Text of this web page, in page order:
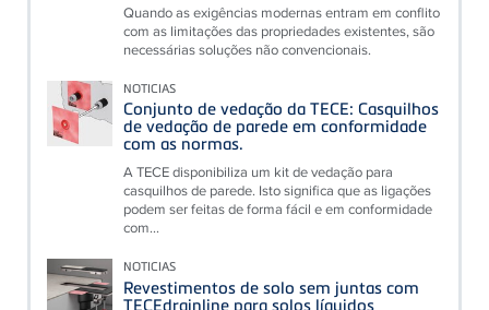
Quando as exigências modernas entram em conflito
com as limitações das propriedades existentes, são
necessárias soluções não convencionais.
NOTICIAS
Conjunto de vedação da TECE: Casquilhos
de vedação de parede em conformidade
com as normas.
A TECE disponibiliza um kit de vedação para
casquilhos de parede. Isto significa que as ligações
podem ser feitas de forma fácil e em conformidade
com...
NOTICIAS
Revestimentos de solo sem juntas com
TECEdrainline para solos líquidos